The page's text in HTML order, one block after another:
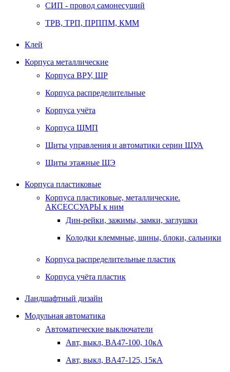
СИП - провод самонесущий
ТРВ, ТРП, ПРППМ, КММ
Клей
Корпуса металлические
Корпуса ВРУ, ШР
Корпуса распределительные
Корпуса учёта
Корпуса ЩМП
Щиты управления и автоматики серии ЩУА
Щиты этажные ЩЭ
Корпуса пластиковые
Корпуса пластиковые, металлические.
АКСЕССУАРЫ к ним
Дин-рейки, зажимы, замки, заглушки
Колодки клеммные, шины, блоки, сальники
Корпуса распределительные пластик
Корпуса учёта пластик
Ландшафтный дизайн
Модульная автоматика
Автоматические выключатели
Авт, выкл, BA47-100, 10кА
Авт, выкл, BA47-125, 15кА